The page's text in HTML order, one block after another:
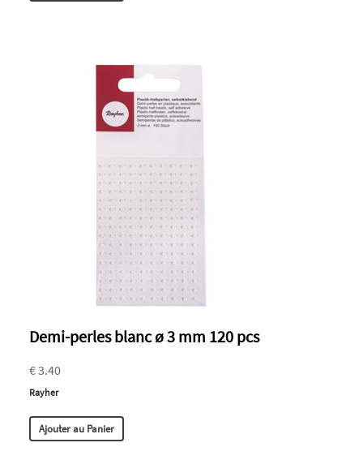
Demi-perles blanc ø 3 mm 120 pcs
€ 3.40
Rayher
Ajouter au Panier